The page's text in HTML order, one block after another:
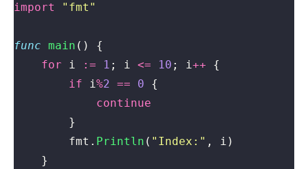
import "fmt"
func main ()
{
for
i := 1 ; i <= 10 ; i++
{
if
i%2 == 0
{
continue
}
fmt . Println ( "Index:" , i )
}